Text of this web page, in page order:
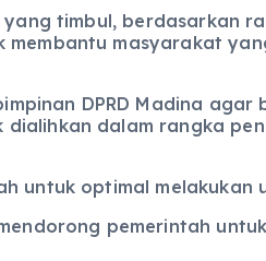
timbul, berdasarkan
membantu masyarakat
DPRD Madina
dalam rangka
untuk optimal
pemerintah